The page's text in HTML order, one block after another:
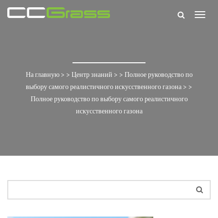
На главную> > Центр знаний > > Полное руководство по
выбору самого реалистичного искусственного газона > >
Полное руководство по выбору самого реалистичного
искусственного газона